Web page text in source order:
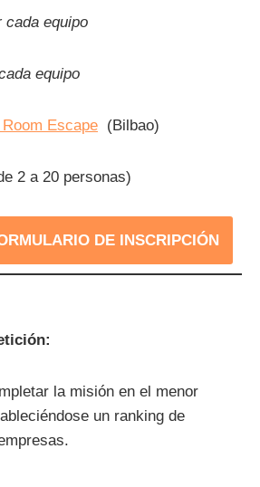
cada equipo
equipo
Escape (Bilbao)
2 a 20 personas)
DE INSCRIPCIÓN
la misión en el menor
un ranking de